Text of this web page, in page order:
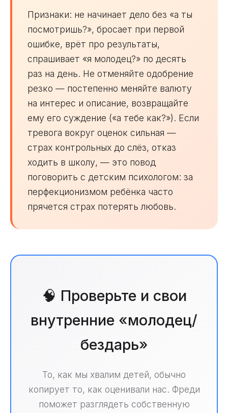
Признаки: не начинает дело без «а ты
посмотришь?», бросает при первой
ошибке, врёт про результаты,
спрашивает «я молодец?» по десять
раз на день. Не отменяйте одобрение
резко — постепенно меняйте валюту
на интерес и описание, возвращайте
ему его суждение («а тебе как?»). Если
тревога вокруг оценок сильная —
страх контрольных до слёз, отказ
ходить в школу, — это повод
поговорить с детским психологом: за
перфекционизмом ребёнка часто
прячется страх потерять любовь.
🧠 Проверьте и свои
внутренние «молодец/
бездарь»
То, как мы хвалим детей, обычно
копирует то, как оценивали нас. Фреди
поможет разглядеть собственную